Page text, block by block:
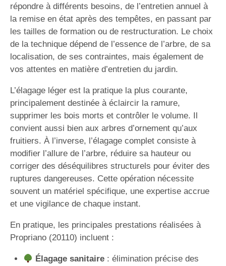
répondre à différents besoins, de l’entretien annuel à
la remise en état après des tempêtes, en passant par
les tailles de formation ou de restructuration. Le choix
de la technique dépend de l’essence de l’arbre, de sa
localisation, de ses contraintes, mais également de
vos attentes en matière d’entretien du jardin.
L’élagage léger est la pratique la plus courante,
principalement destinée à éclaircir la ramure,
supprimer les bois morts et contrôler le volume. Il
convient aussi bien aux arbres d’ornement qu’aux
fruitiers. À l’inverse, l’élagage complet consiste à
modifier l’allure de l’arbre, réduire sa hauteur ou
corriger des déséquilibres structurels pour éviter des
ruptures dangereuses. Cette opération nécessite
souvent un matériel spécifique, une expertise accrue
et une vigilance de chaque instant.
En pratique, les principales prestations réalisées à
Propriano (20110) incluent :
Élagage sanitaire: élimination précise des